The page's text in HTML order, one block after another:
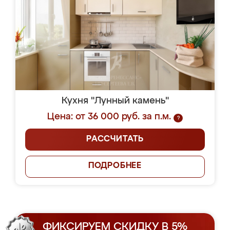
Кухня "Лунный камень"
Цена: от 36 000 руб. за п.м.
?
РАССЧИТАТЬ
ПОДРОБНЕЕ
ФИКСИРУЕМ СКИДКУ В 5%